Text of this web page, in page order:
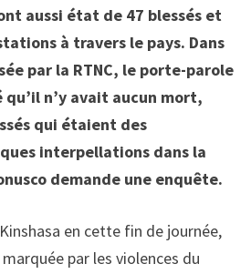
aussi état de 47 blessés et
à travers le pays. Dans
par la RTNC, le porte-parole
qu’il n’y avait aucun mort,
qui étaient des
interpellations dans la
demande une enquête.
en cette fin de journée,
par les violences du